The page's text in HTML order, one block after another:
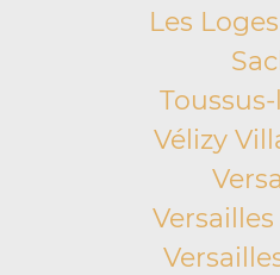
Les
Vélizy